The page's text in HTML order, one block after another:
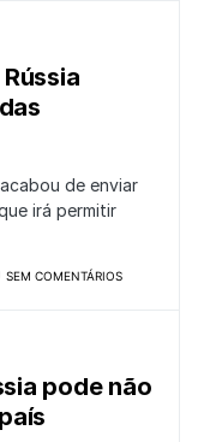
de enviar
irá permitir
SEM COMENTÁRIOS
pode não